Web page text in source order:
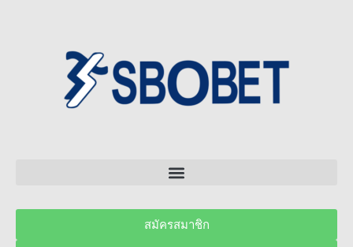
สมัครสมาชิก